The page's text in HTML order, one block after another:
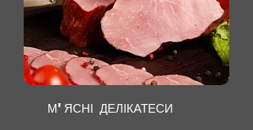
М'ЯСНІ ДЕЛІКАТЕСИ